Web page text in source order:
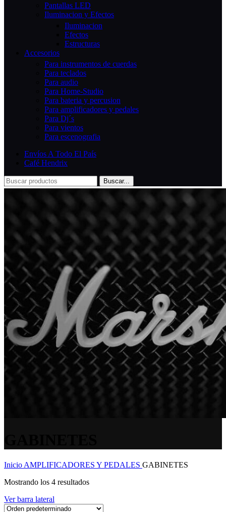
Pantallas LED
Iluminacion y Efectos
Iluminacion
Efectos
Estructuras
Accesorios
Para instrumentos de cuerdas
Para teclados
Para audio
Para Home-Studio
Para bateria y percusion
Para amplificadores y pedales
Para Dj´s
Para vientos
Para escenografia
Envíos A Todo El País
Café Hendrix
Buscar...
Inicio AMPLIFICADORES Y PEDALES GABINETES
Mostrando los 4 resultados
Ver barra lateral